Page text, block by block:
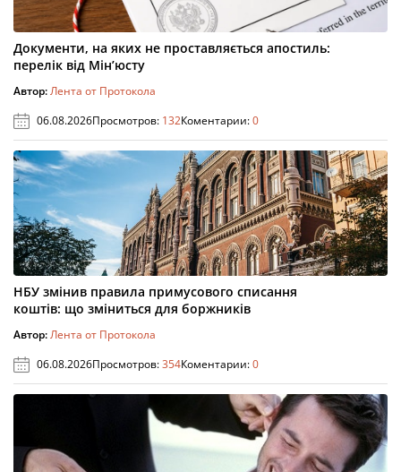
Документи, на яких не проставляється апостиль:
перелік від Мін’юсту
Автор:Лента от Протокола
06.08.2026Просмотров: 132Коментарии:0
НБУ змінив правила примусового списання
коштів: що зміниться для боржників
Автор:Лента от Протокола
06.08.2026Просмотров:354Коментарии:0